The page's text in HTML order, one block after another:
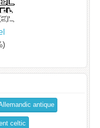
antique
celtic